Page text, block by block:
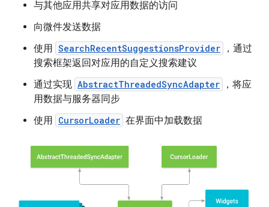
与其他应用共享对应用数据的访问
向微件发送数据
使用 SearchRecentSuggestionsProvider
，通过
搜索框架返回对应用的自定义搜索建议
通过实现 AbstractThreadedSyncAdapter
，将应
用数据与服务器同步
使用 CursorLoader 在界面中加载数据